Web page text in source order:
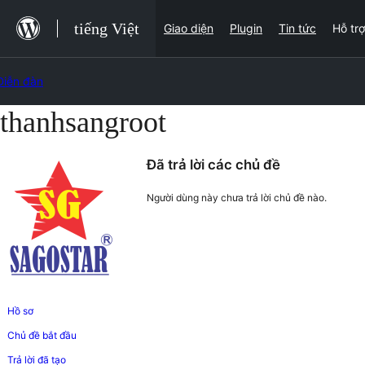
nội
dung
tiếng Việt Giao diện Plugin Tin tức Hỗ trợ
đàn
Chuyển
dung
thanhsangroot
Hồ sơ
Chủ đề bắt đầu
Trả lời đã tạo
Đã trả lời các chủ đề
Người dùng này chưa trả lời chủ đề nào.